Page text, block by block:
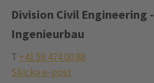
Division Civil Engineering -
Ingenieurbau
T +41 58 474 00 88
Skicka e-post